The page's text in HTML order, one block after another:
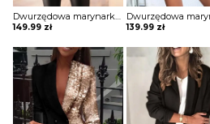
Dwurzędowa marynarka w kratę z wyciętym dekoltem kurtka Jayna
149.99 zł 139.99 zł